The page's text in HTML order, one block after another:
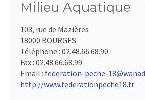
Milieu Aquatique
103, rue de Mazières
18000 BOURGES
Téléphone : 02.48.66.68.90
Fax : 02.48.66.68.99
Email : federation-peche-
http://www.federationpeche18.fr